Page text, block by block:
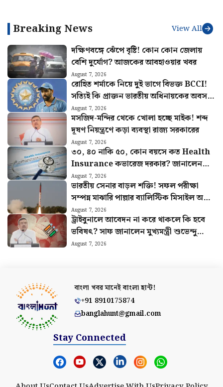
Breaking News View All
দক্ষিণবঙ্গে ঝেঁপে বৃষ্টি! কোন কোন জেলায়
বেশি দুর্যোগ? আজকের আবহাওয়ার খবর
August 7, 2026
রোহিত শর্মাকে নিয়ে দুই ভাগে বিভক্ত BCCI!
সত্যিই কি প্রাক্তন ভারতীয় অধিনায়কের অবসর
চাইছে বোর্ড
August 7, 2026
মসজিদ-মন্দির থেকে খোলা হচ্ছে মাইক! শব্দ
দূষণ নিয়ন্ত্রণে কড়া ব্যবস্থা রাজ্য সরকারের
August 7, 2026
৩০, ৪০ নাকি ৫০, কোন বয়সে কত Health
Insurance কভারেজ দরকার? জানালেন
বিশেষজ্ঞরা
August 7, 2026
ভারতীয় সেনার বাড়ল শক্তি! সফল পরীক্ষা
সম্পন্ন মাঝারি পাল্লার ব্যালিস্টিক মিসাইল অগ্নি
৪-এর
August 7, 2026
ট্রাইবুনালে আবেদন না করে থাকলে কি হবে
ভবিষৎ? সাফ জানালেন মুখ্যমন্ত্রী শুভেন্দু
অধিকারী
August 7, 2026
বাংলা খবর মানেইবাংলা হান্ট!
+91 8910175874
banglahunt@gmail.com
Stay Connected